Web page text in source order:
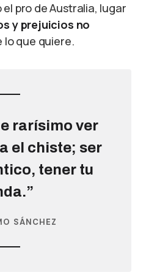
pro de Australia, lugar
y prejuicios no
lo que quiere.
rarísimo ver
el chiste; ser
tener tu
SÁNCHEZ